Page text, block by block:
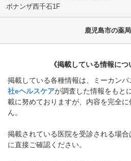
ボナンザ西千石1F
鹿児島市の薬
《掲載している情報につ
掲載している各種情報は、ミーカン
社eヘルスケアが調査した情報をもと
載に努めておりますが、内容を完全
ん。
掲載されている医院を受診される場
に直接ご確認ください。